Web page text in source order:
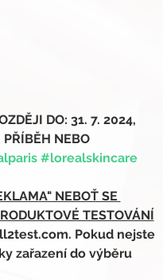
DO: 31. 7. 2024,
NEBO
#lorealskincare
NEBOŤ SE
TESTOVÁNÍ
Pokud nejste
zařazení do výběru